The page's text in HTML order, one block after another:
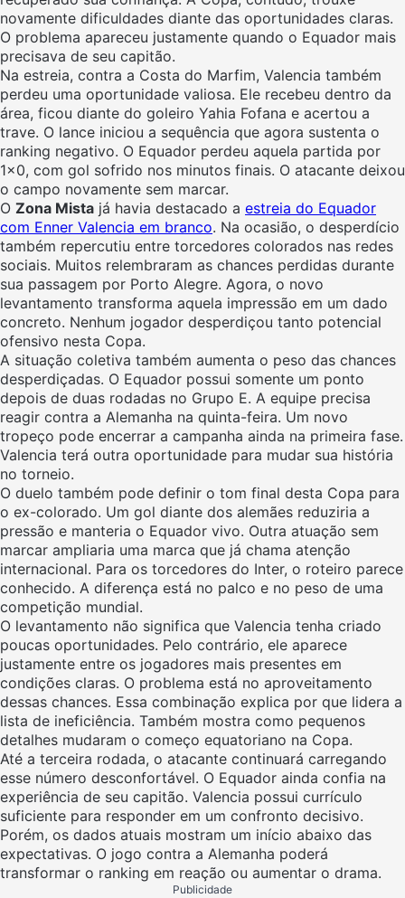
novamente dificuldades diante das oportunidades claras.
O problema apareceu justamente quando o Equador mais
precisava de seu capitão.
Na estreia, contra a Costa do Marfim, Valencia também
perdeu uma oportunidade valiosa. Ele recebeu dentro da
área, ficou diante do goleiro Yahia Fofana e acertou a
trave. O lance iniciou a sequência que agora sustenta o
ranking negativo. O Equador perdeu aquela partida por
1×0, com gol sofrido nos minutos finais. O atacante deixou
o campo novamente sem marcar.
O Zona Mista já havia destacado a estreia do Equador
com Enner Valencia em branco. Na ocasião, o desperdício
também repercutiu entre torcedores colorados nas redes
sociais. Muitos relembraram as chances perdidas durante
sua passagem por Porto Alegre. Agora, o novo
levantamento transforma aquela impressão em um dado
concreto. Nenhum jogador desperdiçou tanto potencial
ofensivo nesta Copa.
A situação coletiva também aumenta o peso das chances
desperdiçadas. O Equador possui somente um ponto
depois de duas rodadas no Grupo E. A equipe precisa
reagir contra a Alemanha na quinta-feira. Um novo
tropeço pode encerrar a campanha ainda na primeira fase.
Valencia terá outra oportunidade para mudar sua história
no torneio.
O duelo também pode definir o tom final desta Copa para
o ex-colorado. Um gol diante dos alemães reduziria a
pressão e manteria o Equador vivo. Outra atuação sem
marcar ampliaria uma marca que já chama atenção
internacional. Para os torcedores do Inter, o roteiro parece
conhecido. A diferença está no palco e no peso de uma
competição mundial.
O levantamento não significa que Valencia tenha criado
poucas oportunidades. Pelo contrário, ele aparece
justamente entre os jogadores mais presentes em
condições claras. O problema está no aproveitamento
dessas chances. Essa combinação explica por que lidera a
lista de ineficiência. Também mostra como pequenos
detalhes mudaram o começo equatoriano na Copa.
Até a terceira rodada, o atacante continuará carregando
esse número desconfortável. O Equador ainda confia na
experiência de seu capitão. Valencia possui currículo
suficiente para responder em um confronto decisivo.
Porém, os dados atuais mostram um início abaixo das
expectativas. O jogo contra a Alemanha poderá
transformar o ranking em reação ou aumentar o drama.
Publicidade